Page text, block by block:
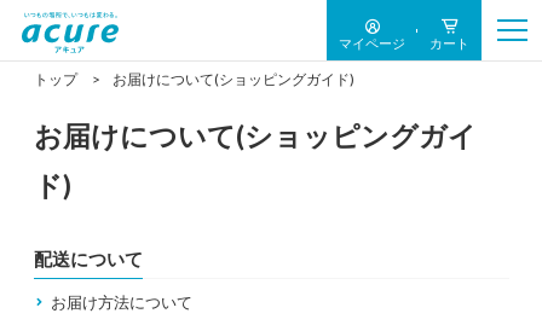
マイページ カート
トップ お届けについて(ショッピングガイド)
お届けについて(ショッピングガイ
ド)
配送について
お届け方法について